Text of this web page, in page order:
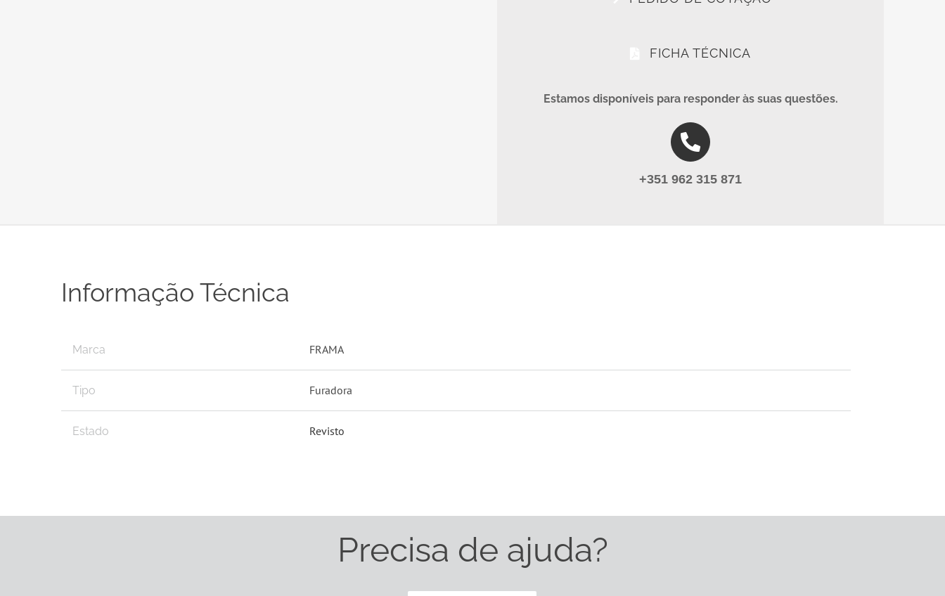
FICHA TÉCNICA
Estamos disponíveis para responder às suas questões.
+351 962 315 871
Informação Técnica
Marca FRAMA
Tipo Furadora
Estado Revisto
Precisa de ajuda?